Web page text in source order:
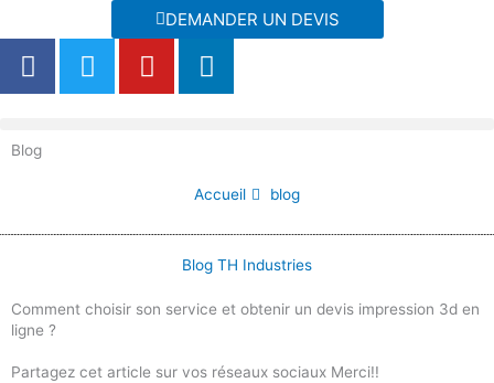
au
contenu
DEMANDER UN DEVIS
F
a
b
k
T
w
Y
o
L
i
d
n
Blog
Accueil blog
Blog TH Industries
Comment choisir son service et obtenir un devis impression 3d en
ligne ?
Partagez cet article sur vos réseaux sociaux Merci!!